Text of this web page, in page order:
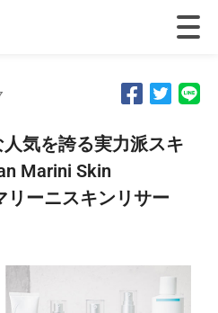
気を誇る実力派スキ
Marini Skin
リーニスキンリサー